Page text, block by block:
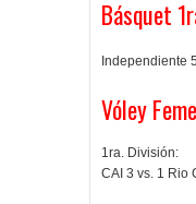
Básquet
Independiente
Vóley
1ra. División:
CAI 3 vs. 1 Rio